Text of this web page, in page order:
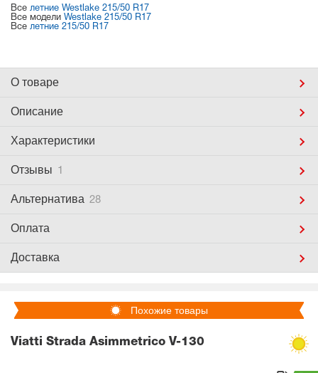
Все летние Westlake 215/50 R17
Все модели Westlake 215/50 R17
Все летние 215/50 R17
О товаре
Описание
Характеристики
Отзывы 1
Альтернатива 28
Оплата
Доставка
Похожие товары
Viatti Strada Asimmetrico V-130